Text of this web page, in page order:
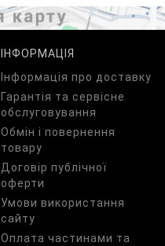
ІНФОРМАЦІЯ
Iнформація про доставку
Гарантія та сервісне
обслуговування
Обмін і повернення
товару
Договір публічної
оферти
Умови використання
сайту
Оплата частинами та